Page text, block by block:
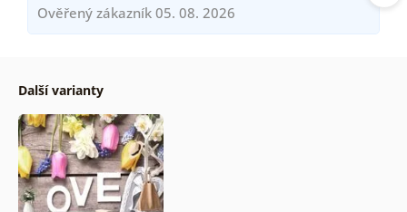
Ověřený zákazník 05. 08. 2026
Další varianty